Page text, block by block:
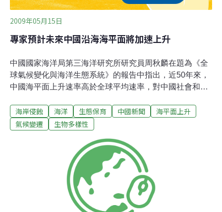
2009年05月15日
專家預計未來中國沿海海平面將加速上升
中國國家海洋局第三海洋研究所研究員周秋麟在題為《全
球氣候變化與海洋生態系統》的報告中指出，近50年來，
中國海平面上升速率高於全球平均速率，對中國社會和經
升約10至40公分，2050年將上升約30至60公分，2100年
將上升約40至90公分。周秋麟介紹說，海平面上升導致風
近10年比以前增加了1.5倍，長江三角洲地區增加了2.5倍
以上。海平面上升還導致海岸侵蝕加劇。他說「這些侵蝕
造成了當地鄉村遷移、海岸工程損毀、房屋坍塌、防護林
帶消失等危害。」隨著海平面的升高，海岸工程防護標準
被迫提高。中國20世紀按照百年一遇設計的防潮工程，已
經無法抵禦天文大潮的影響。據介紹，海平面上升還帶來
海岸侵蝕 海洋 生態保育 中國新聞
海平面上升
氣候變遷
生物多樣性